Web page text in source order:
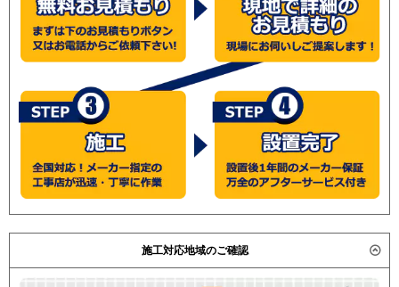
施工対応地域のご確認